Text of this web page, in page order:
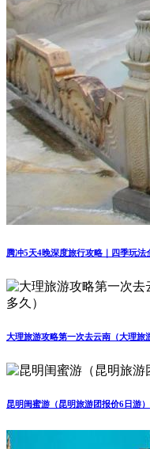
腾冲5天4晚深度旅行攻略｜四季玩
大理旅游攻略第一次去云南（大理旅
昆明闺蜜游（昆明旅游团报价6日游）